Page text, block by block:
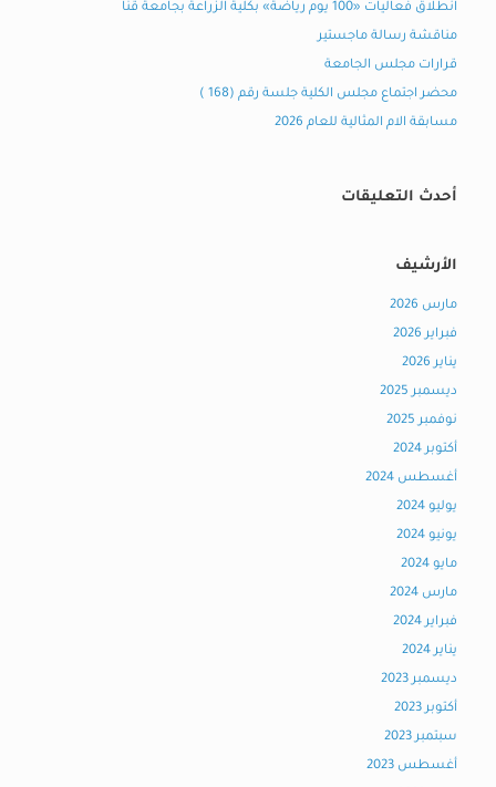
انطلاق فعاليات «100 يوم رياضة» بكلية الزراعة بجامعة قنا
مناقشة رسالة ماجستير
قرارات مجلس الجامعة
محضر اجتماع مجلس الكلية جلسة رقم (168 )
مسابقة الام المثالية للعام 2026
أحدث التعليقات
الأرشيف
مارس 2026
فبراير 2026
يناير 2026
ديسمبر 2025
نوفمبر 2025
أكتوبر 2024
أغسطس 2024
يوليو 2024
يونيو 2024
مايو 2024
مارس 2024
فبراير 2024
يناير 2024
ديسمبر 2023
أكتوبر 2023
سبتمبر 2023
أغسطس 2023